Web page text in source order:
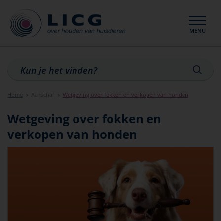
MENU
Sluiten
Home Aanschaf Wetgeving over fokken en verkopen van honden
Wetgeving over fokken en
verkopen van honden